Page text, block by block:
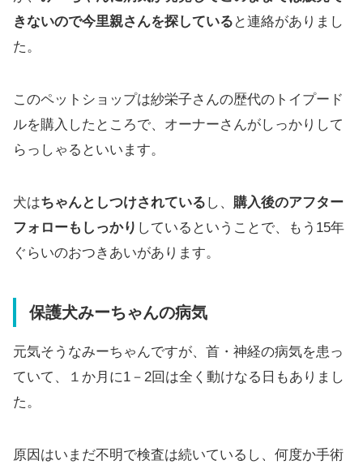
きないので今里親さんを探している と連絡がありまし
た。
このペットショップは紗栄子さんの歴代のトイプード
ルを購入したところで、オーナーさんがしっかりして
らっしゃるといいます。
犬はちゃんとしつけされている し、 購入後のアフター
フォローもしっかり しているということで、もう15年
ぐらいのおつきあいがあります。
保護犬みーちゃんの病気
元気そうなみーちゃんですが、首・神経の病気を患っ
ていて、１か月に1－2回は全く動けなる日もありまし
た。
原因はいまだ不明で検査は続いているし、何度か手術